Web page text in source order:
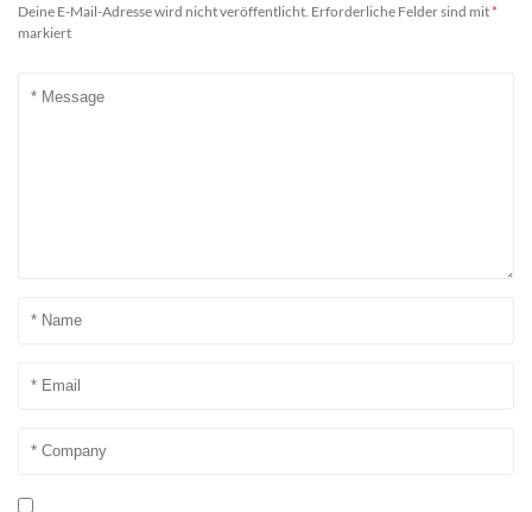
Deine E-Mail-Adresse wird nicht veröffentlicht. Erforderliche Felder sind mit*
markiert